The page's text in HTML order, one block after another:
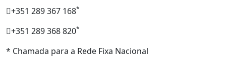
+351 289 367 168*
+351 289 368 820*
* Chamada para a Rede Fixa Nacional